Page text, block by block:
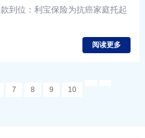
到位：利宝保险为抗癌家庭托起
阅读更多
7 8 9 10